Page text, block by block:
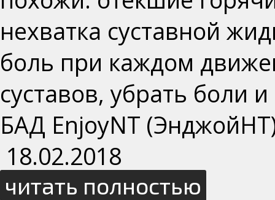
нехватка суставной
боль при каждом
суставов, убрать боли
БАД EnjoyNT
18.02.2018
читать полностью